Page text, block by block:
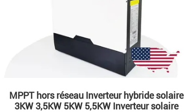
MPPT hors réseau Inverteur hybride solaire
3KW 3,5KW 5KW 5,5KW Inverteur solaire